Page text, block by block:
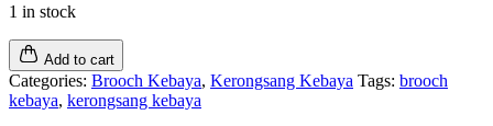
1 in stock
Add to cart
Categories: Brooch Kebaya, Kerongsang Kebaya Tags: brooch
kebaya, kerongsang kebaya